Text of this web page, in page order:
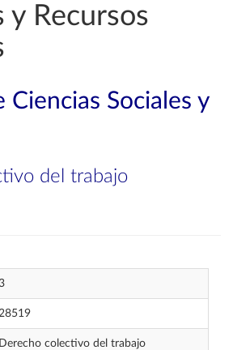
y Recursos
Ciencias Sociales y
del trabajo
Derecho colectivo del trabajo